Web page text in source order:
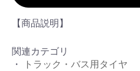
【商品説明】
関連カテゴリ
トラック・バス用タイヤ